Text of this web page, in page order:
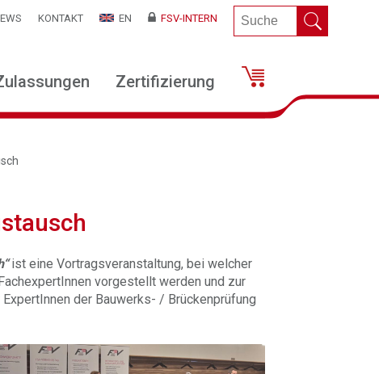
KONTAKT EN FSV-INTERN
Zertifizierung
ist eine Vortragsveranstaltung, bei welcher
vorgestellt werden und zur
der Bauwerks- / Brückenprüfung